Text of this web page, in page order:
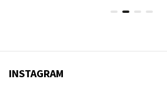
INSTAGRAM